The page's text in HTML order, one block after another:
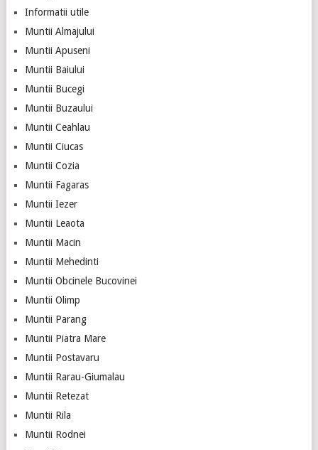
Informatii utile
Muntii Almajului
Muntii Apuseni
Muntii Baiului
Muntii Bucegi
Muntii Buzaului
Muntii Ceahlau
Muntii Ciucas
Muntii Cozia
Muntii Fagaras
Muntii Iezer
Muntii Leaota
Muntii Macin
Muntii Mehedinti
Muntii Obcinele Bucovinei
Muntii Olimp
Muntii Parang
Muntii Piatra Mare
Muntii Postavaru
Muntii Rarau-Giumalau
Muntii Retezat
Muntii Rila
Muntii Rodnei